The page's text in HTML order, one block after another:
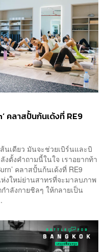
คลาสปั้นก้นเด้งที่ RE9
นเดียว มันจะช่วยเบิร์นและบิ
ตั้งคำถามนี้ในใจ เราอยากท้า
คลาสปั้นก้นเด้งที่ RE9
ห่งใหม่ย่านสาทรที่จะมาลบภาพ
ำลังกายชิลๆ ให้กลายเป็น